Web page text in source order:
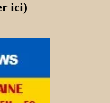
ici)